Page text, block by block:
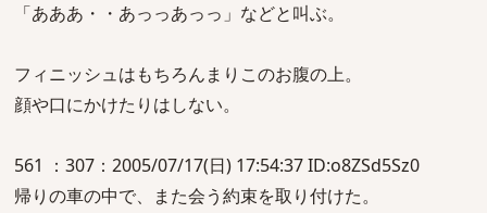
「あああ・・あっっあっっ」などと叫ぶ。
フィニッシュはもちろんまりこのお腹の上。
顔や口にかけたりはしない。
561 ：307：2005/07/17(日) 17:54:37 ID:o8ZSd5Sz0
帰りの車の中で、また会う約束を取り付けた。